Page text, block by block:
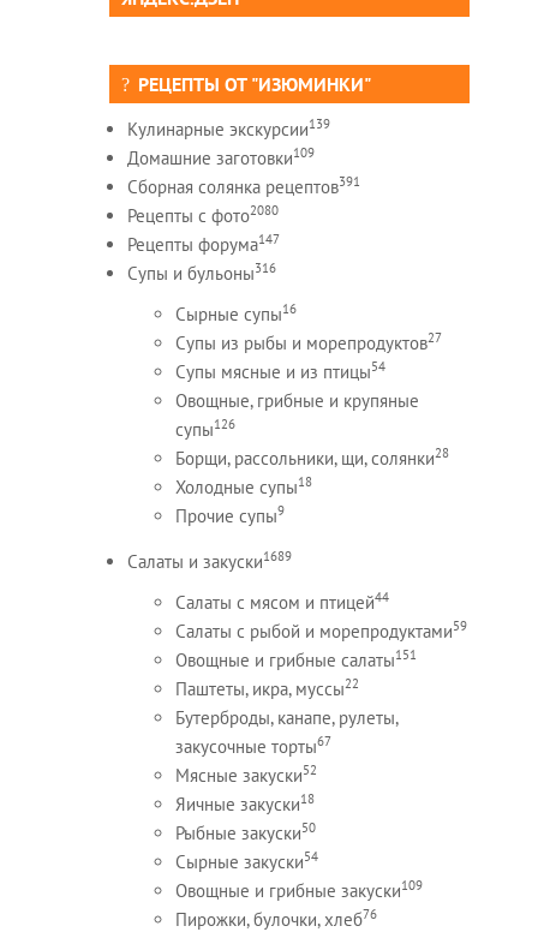
РЕЦЕПТЫ ОТ "ИЗЮМИНКИ"
Кулинарные экскурсии139
Домашние заготовки109
Сборная солянка рецептов391
Рецепты c фото2080
Рецепты форума147
Супы и бульоны316
Сырные супы16
Супы из рыбы и морепродуктов27
Супы мясные и из птицы54
Овощные, грибные и крупяные
супы126
Борщи, рассольники, щи, солянки28
Холодные супы18
Прочие супы9
Салаты и закуски1689
Салаты с мясом и птицей44
Салаты с рыбой и морепродуктами59
Овощные и грибные салаты151
Паштеты, икра, муссы22
Бутерброды, канапе, рулеты,
закусочные торты67
Мясные закуски52
Яичные закуски18
Рыбные закуски50
Сырные закуски54
Овощные и грибные закуски109
Пирожки, булочки, хлеб76